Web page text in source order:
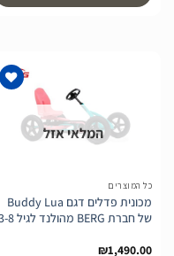
המלאי אזל
כל המוצרים
מכונית פדלים דגם Buddy Lua
של חברת BERG מהולנד לגיל 3-8
₪1,490.00